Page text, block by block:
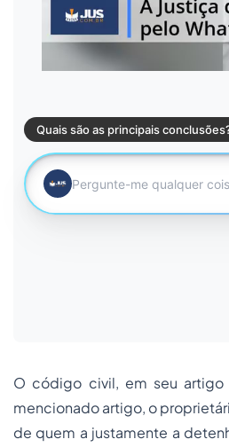
O código civil, em seu
mencionado artigo, o
de quem a justamente a